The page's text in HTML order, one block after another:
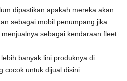
dipastikan apakah mereka akan
sebagai mobil penumpang jika
sebagai kendaraan fleet.
banyak lini produknya di
cocok untuk dijual disini.